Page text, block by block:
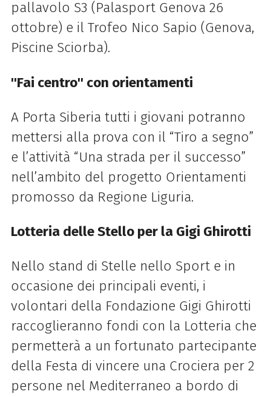
pallavolo S3 (Palasport Genova 26
ottobre) e il Trofeo Nico Sapio (Genova,
Piscine Sciorba).
''Fai centro'' con orientamenti
A Porta Siberia tutti i giovani potranno
mettersi alla prova con il “Tiro a segno”
e l’attività “Una strada per il successo”
nell’ambito del progetto Orientamenti
promosso da Regione Liguria.
Lotteria delle Stello per la Gigi Ghirotti
Nello stand di Stelle nello Sport e in
occasione dei principali eventi, i
volontari della Fondazione Gigi Ghirotti
raccoglieranno fondi con la Lotteria che
permetterà a un fortunato partecipante
della Festa di vincere una Crociera per 2
persone nel Mediterraneo a bordo di